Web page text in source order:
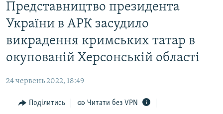
основного
матеріалу
Перейти
до
основної
Перейти
пошуку
ВОДА.КРИМ
ВІДЕО ТА ФОТО
ПОГЛЯД
ІНТЕРВ'Ю
Представництво президента
України в АРК засудило
викрадення кримських татар в
окупованій Херсонській області
24 червень 2022, 18:49
Поділитись Читати без VPN